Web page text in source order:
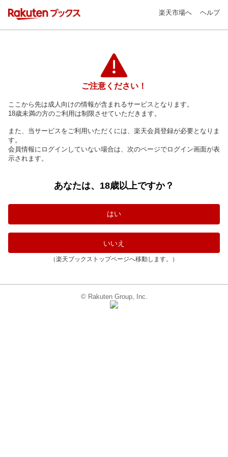
楽天市場へ ヘルプ
ご注意ください！
ここから先は成人向けの情報が含まれるサービスとなります。
18歳未満の方のご利用は制限させていただきます。
また、当サービスをご利用いただくには、楽天会員登録が必要となりま
す。
会員情報にログインしていない場合は、次のページでログイン画面が表
示されます。
あなたは、18歳以上ですか？
いいえ
（楽天ブックストップページへ移動します。）
© Rakuten Group, Inc.